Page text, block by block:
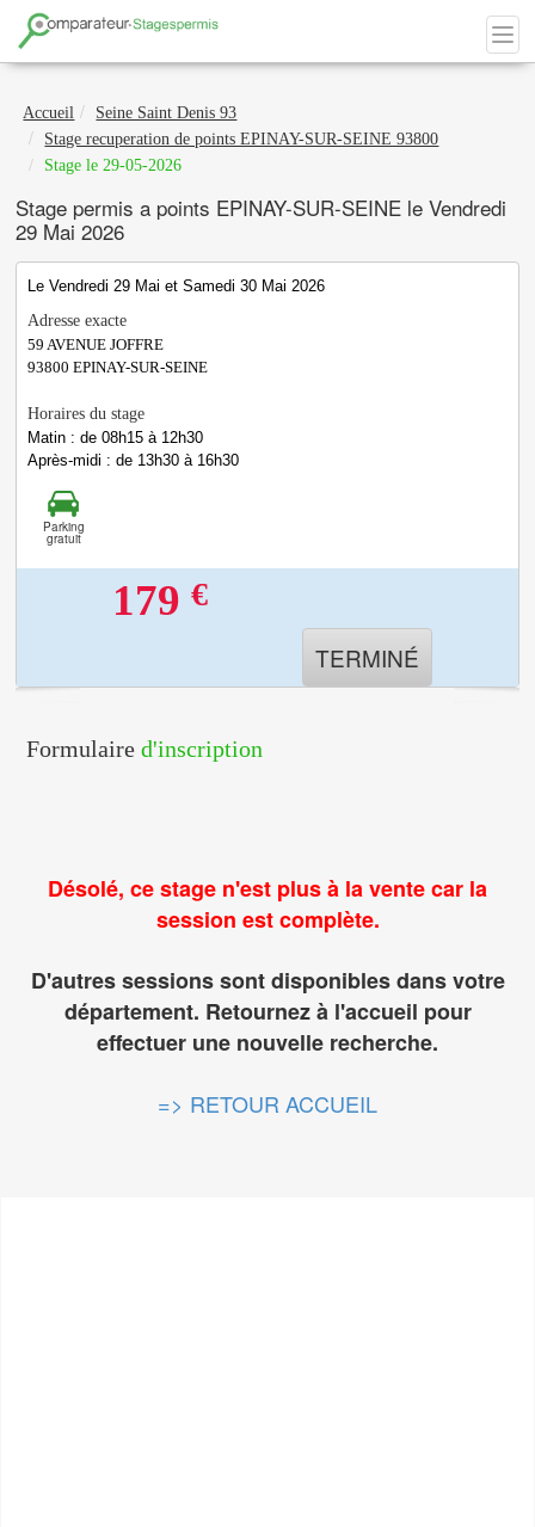
Accueil
Seine Saint Denis 93
Stage recuperation de points EPINAY-SUR-SEINE 93800
Stage le 29-05-2026
Stage permis a points EPINAY-SUR-SEINE le Vendredi
29 Mai 2026
Le Vendredi 29 Mai et Samedi 30 Mai 2026
Adresse exacte
59 AVENUE JOFFRE
93800 EPINAY-SUR-SEINE
Horaires du stage
Matin : de 08h15 à 12h30
Après-midi : de 13h30 à 16h30
Parking
gratuit
179 €
TERMINÉ
Formulaire d'inscription